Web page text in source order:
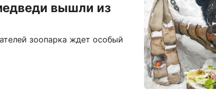
вышли из
зоопарка ждет особый